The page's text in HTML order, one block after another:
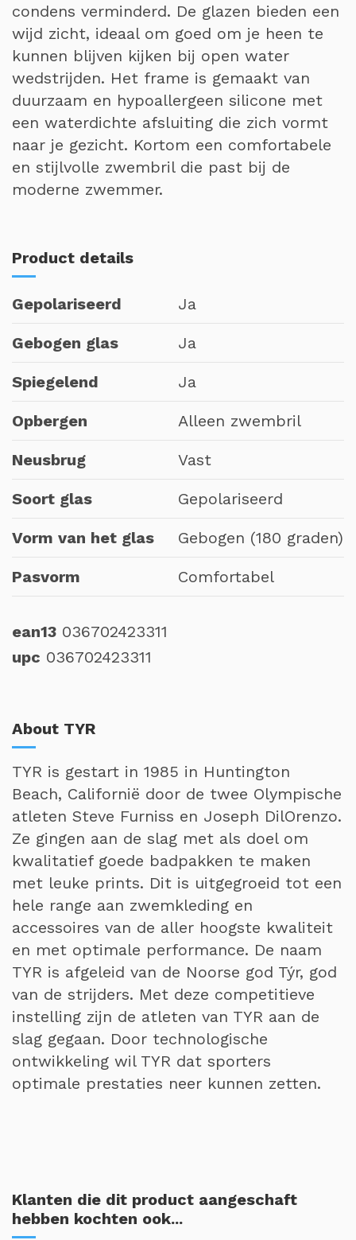
condens verminderd. De glazen bieden een
wijd zicht, ideaal om goed om je heen te
kunnen blijven kijken bij open water
wedstrijden. Het frame is gemaakt van
duurzaam en hypoallergeen silicone met
een waterdichte afsluiting die zich vormt
naar je gezicht. Kortom een comfortabele
en stijlvolle zwembril die past bij de
moderne zwemmer.
Product details
Gepolariseerd Ja
Gebogen glas Ja
Spiegelend Ja
Opbergen Alleen zwembril
Neusbrug Vast
Soort glas Gepolariseerd
Vorm van het glas Gebogen (180 graden)
Pasvorm Comfortabel
ean13 036702423311
upc 036702423311
About TYR
TYR is gestart in 1985 in Huntington
Beach, Californië door de twee Olympische
atleten Steve Furniss en Joseph DilOrenzo.
Ze gingen aan de slag met als doel om
kwalitatief goede badpakken te maken
met leuke prints. Dit is uitgegroeid tot een
hele range aan zwemkleding en
accessoires van de aller hoogste kwaliteit
en met optimale performance. De naam
TYR is afgeleid van de Noorse god Týr, god
van de strijders. Met deze competitieve
instelling zijn de atleten van TYR aan de
slag gegaan. Door technologische
ontwikkeling wil TYR dat sporters
optimale prestaties neer kunnen zetten.
Klanten die dit product aangeschaft
hebben kochten ook...